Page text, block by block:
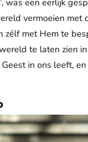
was een eerlijk
vermoeien met
zélf met Hem te
te laten zien
in ons leeft,